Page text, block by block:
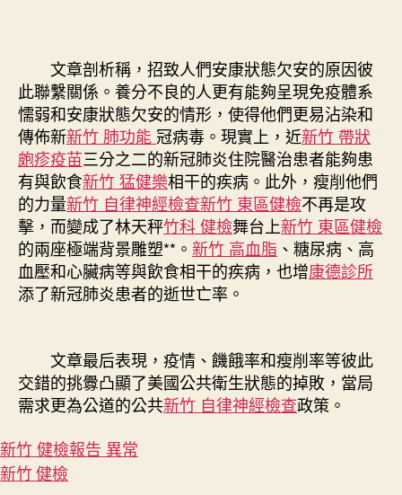
文章剖析稱，招致人們安康狀態欠安的原因彼
此聯繫關係。養分不良的人更有能夠呈現免疫體系
懦弱和安康狀態欠安的情形，使得他們更易沾染和
傳佈新新竹 肺功能 冠病毒。現實上，近新竹 帶狀
皰疹疫苗三分之二的新冠肺炎住院醫治患者能夠患
有與飲食新竹 猛健樂相干的疾病。此外，瘦削他們
的力量新竹 自律神經檢查新竹 東區健檢不再是攻
擊，而變成了林天秤竹科 健檢舞台上新竹 東區健檢
的兩座極端背景雕塑**。 新竹 高血脂 、糖尿病、高
血壓和心臟病等與飲食相干的疾病，也增康德診所
添了新冠肺炎患者的逝世亡率。
文章最后表現，疫情、饑餓率和瘦削率等彼此
交錯的挑釁凸顯了美國公共衛生狀態的掉敗，當局
需求更為公道的公共新竹 自律神經檢查政策。
新竹 健檢報告 異常
新竹 健檢